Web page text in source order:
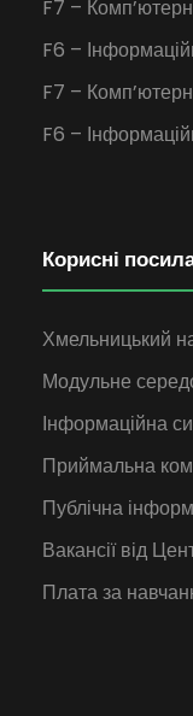
F7 –
F6 –
F7 –
F6 –
Корисні
Хмельницький
Модульне
Інформаційна
Приймальна
Публічна
Вакансії від
Плата за